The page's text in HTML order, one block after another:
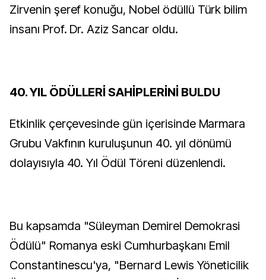
Zirvenin şeref konuğu, Nobel ödüllü Türk bilim
insanı Prof. Dr. Aziz Sancar oldu.
40. YIL ÖDÜLLERİ SAHİPLERİNİ BULDU
Etkinlik çerçevesinde gün içerisinde Marmara
Grubu Vakfının kuruluşunun 40. yıl dönümü
dolayısıyla 40. Yıl Ödül Töreni düzenlendi.
Bu kapsamda "Süleyman Demirel Demokrasi
Ödülü" Romanya eski Cumhurbaşkanı Emil
Constantinescu'ya, "Bernard Lewis Yöneticilik